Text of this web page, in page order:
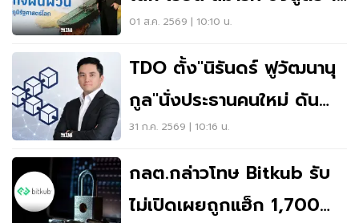
ภารกิจ ยกระดับไทยรับการ
แข่งขัน
01 ส.ค. 2569 | 10:10 น.
TDO ตั้ง"นิรันดร์ ฟูวัฒนานุ
กูล"นั่งประธานคนใหม่ ดัน
ไทยสู่ฮับสินทรัพย์ดิจิทัล
อาเซียน
31 ก.ค. 2569 | 10:16 น.
กลต.กล่าวโทษ Bitkub รับ
ไม่เปิดเผยถูกแฮ็ก 1,700